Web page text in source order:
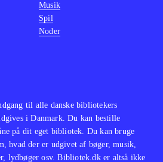
til alle danske bibliotekers
i Danmark. Du kan bestille
på dit eget bibliotek. Du kan bruge
hvad der er udgivet af bøger, musik,
lydbøger osv. Bibliotek.dk er altså ikke
Musik
Spil
Noder